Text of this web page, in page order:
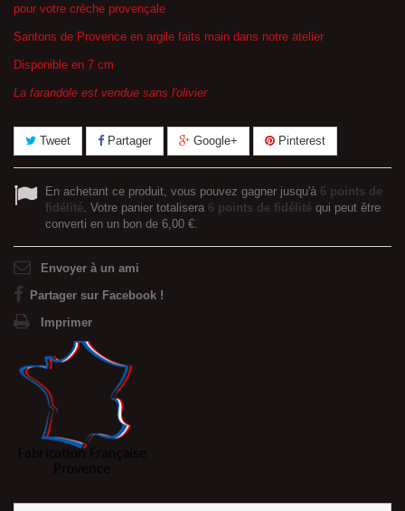
pour votre crèche provençale
Santons de Provence en argile faits main dans notre atelier
Disponible en 7 cm
La farandole est vendue sans l'olivier
Tweet Partager Google+ Pinterest
En achetant ce produit, vous pouvez gagner jusqu'à 6 points de
fidélité. Votre panier totalisera 6 points de fidélité qui peut être
converti en un bon de 6,00 €.
Envoyer à un ami
Partager sur Facebook !
Imprimer